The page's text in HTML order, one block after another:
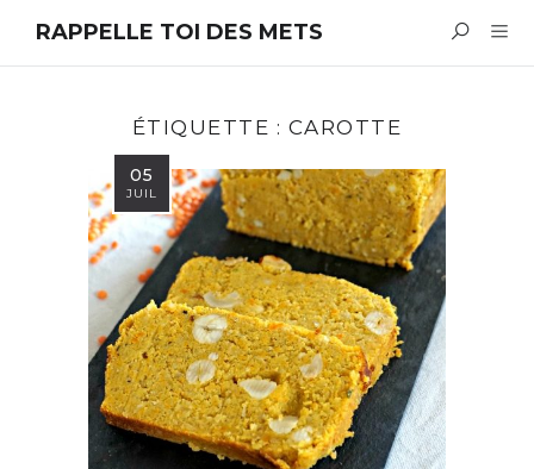
RAPPELLE TOI DES METS
ÉTIQUETTE : CAROTTE
05
JUIL